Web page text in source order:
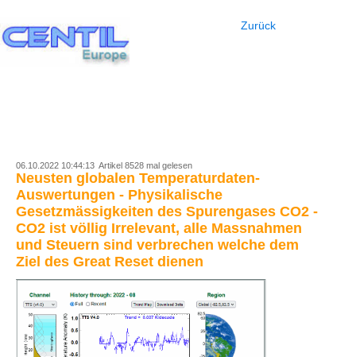
Zurück
06.10.2022 10:44:13 Artikel 8528 mal gelesen
Neusten globalen Temperaturdaten-
Auswertungen - Physikalische
Gesetzmässigkeiten des Spurengases CO2 -
CO2 ist völlig Irrelevant, alle Massnahmen
und Steuern sind verbrechen welche dem
Ziel des Great Reset dienen